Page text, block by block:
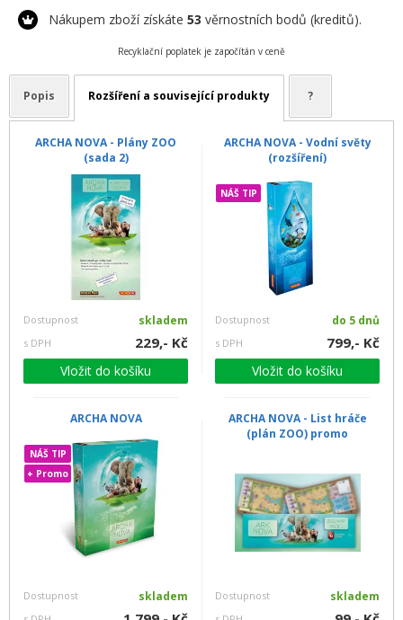
Nákupem zboží získáte 53 věrnostních bodů (kreditů).
Recyklační poplatek je započítán v ceně
Popis Rozšíření a související produkty ?
ARCHA NOVA - Plány ZOO
(sada 2)
Dostupnost skladem
s DPH 229,- Kč
Vložit do košíku
ARCHA NOVA - Vodní světy
(rozšíření)
NÁŠ TIP
Dostupnost do 5 dnů
s DPH 799,- Kč
Vložit do košíku
ARCHA NOVA
NÁŠ TIP
+ Promo
Dostupnost skladem
ARCHA NOVA - List hráče
(plán ZOO) promo
Dostupnost skladem